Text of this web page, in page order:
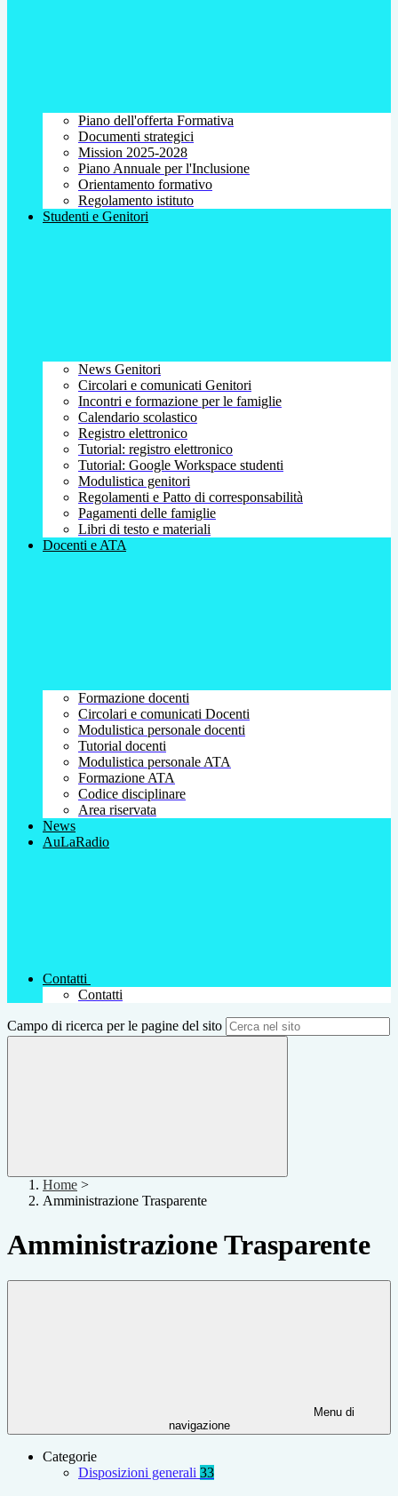
Piano dell'offerta Formativa
Documenti strategici
Mission 2025-2028
Piano Annuale per l'Inclusione
Orientamento formativo
Regolamento istituto
Studenti e Genitori
News Genitori
Circolari e comunicati Genitori
Incontri e formazione per le famiglie
Calendario scolastico
Registro elettronico
Tutorial: registro elettronico
Tutorial: Google Workspace studenti
Modulistica genitori
Regolamenti e Patto di corresponsabilità
Pagamenti delle famiglie
Libri di testo e materiali
Docenti e ATA
Formazione docenti
Circolari e comunicati Docenti
Modulistica personale docenti
Tutorial docenti
Modulistica personale ATA
Formazione ATA
Codice disciplinare
Area riservata
News
AuLaRadio
Contatti
Contatti
Campo di ricerca per le pagine del sito
Home >
Amministrazione Trasparente
Amministrazione Trasparente
Menu di
navigazione
Categorie
Disposizioni generali 33